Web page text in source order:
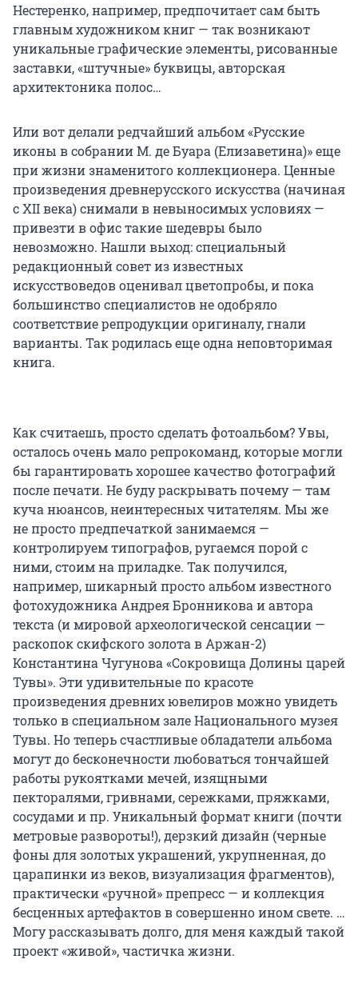
Нестеренко, например, предпочитает сам быть
главным художником книг — так возникают
уникальные графические элементы, рисованные
заставки, «штучные» буквицы, авторская
архитектоника полос…
Или вот делали редчайший альбом «Русские
иконы в собрании М. де Буара (Елизаветина)» еще
при жизни знаменитого коллекционера. Ценные
произведения древнерусского искусства (начиная
с ХII века) снимали в невыносимых условиях —
привезти в офис такие шедевры было
невозможно. Нашли выход: специальный
редакционный совет из известных
искусствоведов оценивал цветопробы, и пока
большинство специалистов не одобряло
соответствие репродукции оригиналу, гнали
варианты. Так родилась еще одна неповторимая
книга.
Как считаешь, просто сделать фотоальбом? Увы,
осталось очень мало репрокоманд, которые могли
бы гарантировать хорошее качество фотографий
после печати. Не буду раскрывать почему — там
куча нюансов, неинтересных читателям. Мы же
не просто предпечаткой занимаемся —
контролируем типографов, ругаемся порой с
ними, стоим на приладке. Так получился,
например, шикарный просто альбом известного
фотохудожника Андрея Бронникова и автора
текста (и мировой археологической сенсации —
раскопок скифского золота в Аржан-2)
Константина Чугунова «Сокровища Долины царей
Тувы». Эти удивительные по красоте
произведения древних ювелиров можно увидеть
только в специальном зале Национального музея
Тувы. Но теперь счастливые обладатели альбома
могут до бесконечности любоваться тончайшей
работы рукоятками мечей, изящными
пекторалями, гривнами, сережками, пряжками,
сосудами и пр. Уникальный формат книги (почти
метровые развороты!), дерзкий дизайн (черные
фоны для золотых украшений, укрупненная, до
царапинки из веков, визуализация фрагментов),
практически «ручной» препресс — и коллекция
бесценных артефактов в совершенно ином свете. …
Могу рассказывать долго, для меня каждый такой
проект «живой», частичка жизни.